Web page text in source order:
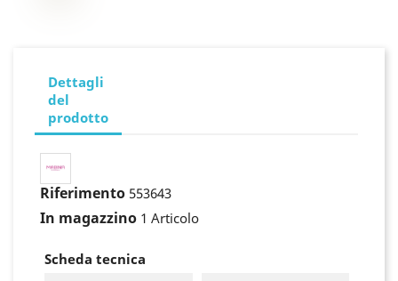
Dettagli
del
prodotto
Riferimento 553643
In magazzino 1 Articolo
Scheda tecnica